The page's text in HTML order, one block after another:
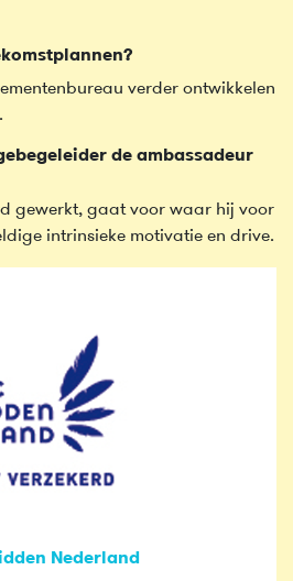
verder ontwikkelen
de ambassadeur
gewerkt, gaat voor waar hij voor
intrinsieke motivatie en drive.
Nederland